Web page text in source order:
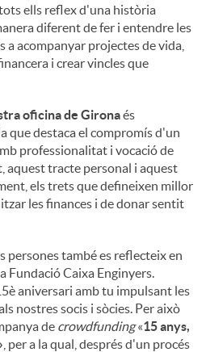
tots ells reflex d'una història
diferent de fer i entendre les
a acompanyar projectes de vida,
i crear vincles que
oficina de Gironaés
que destaca el compromís d'un
professionalitat i vocació de
aquest tracte personal i aquest
els trets que defineixen millor
les finances i de donar sentit
persones també es reflecteix en
Fundació Caixa Enginyers.
aniversari amb tu impulsant les
nostres socis i sòcies. Per això
de crowdfunding«15 anys,
, per a la qual, després d'un procés